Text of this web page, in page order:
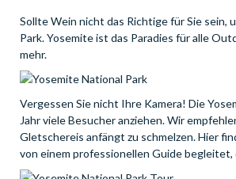
Sollte Wein nicht das Richtige für Sie sein,
Park. Yosemite ist das Paradies für alle
mehr.
Vergessen Sie nicht Ihre Kamera! Die
Jahr viele Besucher anziehen. Wir
Gletschereis anfängt zu schmelzen. Hier
von einem professionellen Guide